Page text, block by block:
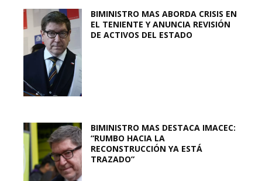
BIMINISTRO MAS ABORDA CRISIS EN
EL TENIENTE Y ANUNCIA REVISIÓN
DE ACTIVOS DEL ESTADO
BIMINISTRO MAS DESTACA IMACEC:
“RUMBO HACIA LA
RECONSTRUCCIÓN YA ESTÁ
TRAZADO”